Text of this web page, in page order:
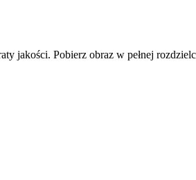
jakości. Pobierz obraz w pełnej